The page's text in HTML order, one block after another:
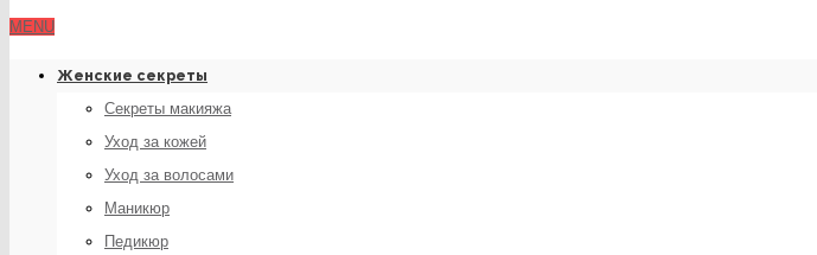
MENU
Женские секреты
Секреты макияжа
Уход за кожей
Уход за волосами
Маникюр
Педикюр